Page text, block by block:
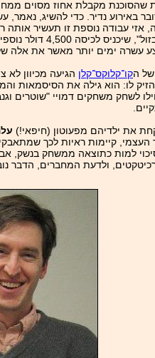
מקבלת אחוז מסוים
מרצה באותם
ימים יותר מאשר את אלה של
הקו־קלוקס־קלן הגיעה מכיוון לא
לו: הוא גילה את הסיסמאות
לשחק משחקים דמויי "שוטרים
את ילדיהם מפעוטון (חיפאי!)
קיימות ראיות לכך שמתאבקי
למות כתוצאה ממשחק בנשק,
ולדעת המחברים, הדבר